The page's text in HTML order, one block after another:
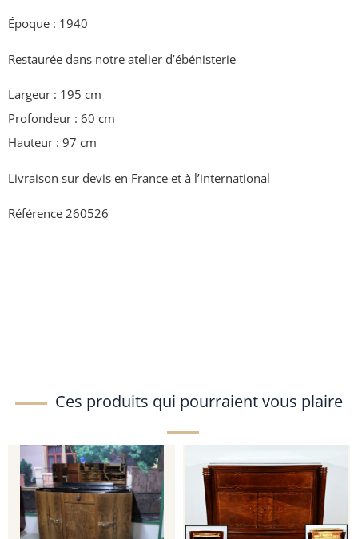
Époque : 1940
Restaurée dans notre atelier d’ébénisterie
Largeur : 195 cm
Profondeur : 60 cm
Hauteur : 97 cm
Livraison sur devis en France et à l’international
Référence 260526
Ces produits qui pourraient vous plaire